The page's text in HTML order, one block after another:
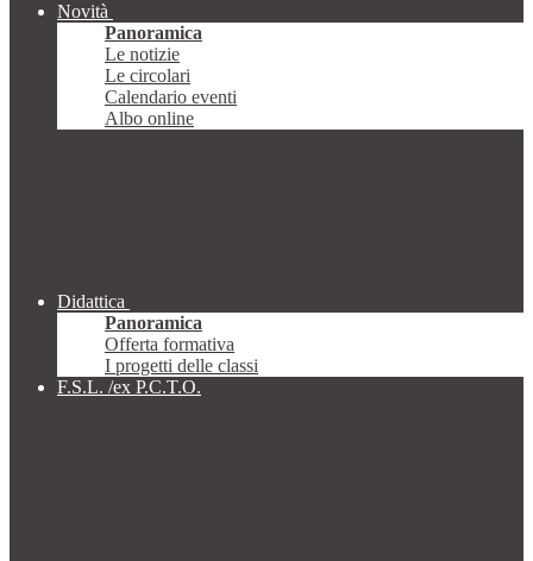
Novità
Panoramica
Le notizie
Le circolari
Calendario eventi
Albo online
Didattica
Panoramica
Offerta formativa
I progetti delle classi
F.S.L. /ex P.C.T.O.